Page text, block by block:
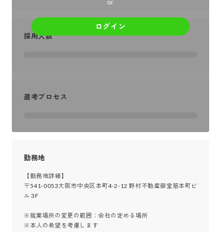
or
ログイン
採用人数
選考プロセス
勤務地
【勤務地詳細】
〒541-0053大阪市中央区本町4-2-12 野村不動産御堂筋本町ビ
ル 3F
※就業場所の変更の範囲：会社の定める場所
※本人の希望を考慮します